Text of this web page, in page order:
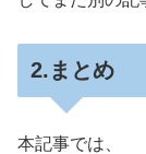
2.まとめ
本記事では、